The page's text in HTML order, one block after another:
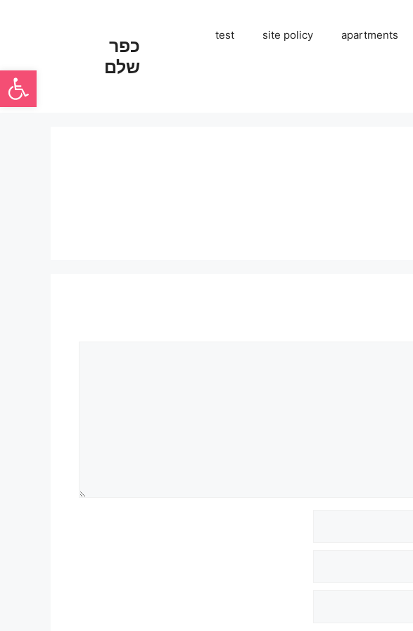
פתח
כפר
שלם
apartments
site policy
test